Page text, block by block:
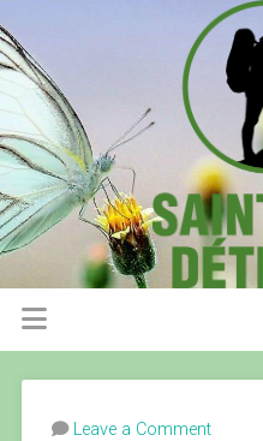
Leave a Comment